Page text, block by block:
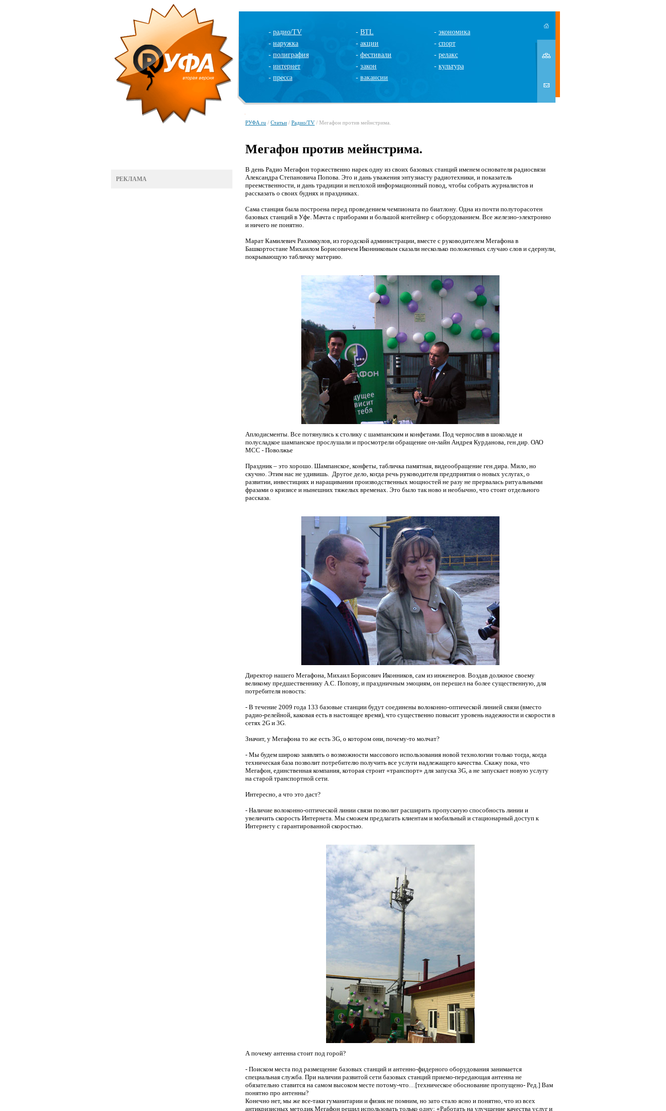
- радио/TV
- наружка
- полиграфия
- интернет
- пресса
- BTL
- акции
- фестивали
- закон
- вакансии
- экономика
- спорт
- релакс
- культура
РЕКЛАМА
РУФА.ru / Статьи / Радио/TV / Мегафон против мейнстрима.
Мегафон против мейнстрима.
В день Радио Мегафон торжественно нарек одну из своих базовых станций именем основателя радиосвязи
Александра Степановича Попова. Это и дань уважения энтузиасту радиотехники, и показатель
преемственности, и дань традиции и неплохой информационный повод, чтобы собрать журналистов и
рассказать о своих буднях и праздниках.
Сама станция была построена перед проведением чемпионата по биатлону. Одна из почти полуторасотен
базовых станций в Уфе. Мачта с приборами и большой контейнер с оборудованием. Все железно-электронно
и ничего не понятно.
Марат Камилевич Рахимкулов, из городской администрации, вместе с руководителем Мегафона в
Башкортостане Михаилом Борисовичем Иконниковым сказали несколько положенных случаю слов и сдернули,
покрывающую табличку материю.
Аплодисменты. Все потянулись к столику с шампанским и конфетами. Под чернослив в шоколаде и
полусладкое шампанское прослушали и просмотрели обращение он-лайн Андрея Курданова, ген.дир. ОАО
МСС - Поволжье
Праздник – это хорошо. Шампанское, конфеты, табличка памятная, видеообращение ген.дира. Мило, но
скучно. Этим нас не удивишь. Другое дело, когда речь руководителя предприятия о новых услугах, о
развитии, инвестициях и наращивании производственных мощностей не разу не прервалась ритуальными
фразами о кризисе и нынешних тяжелых временах. Это было так ново и необычно, что стоит отдельного
рассказа.
Директор нашего Мегафона, Михаил Борисович Иконников, сам из инженеров. Воздав должное своему
великому предшественнику А.С. Попову, и праздничным эмоциям, он перешел на более существенную, для
потребителя новость:
- В течение 2009 года 133 базовые станции будут соединены волоконно-оптической линией связи (вместо
радио-релейной, каковая есть в настоящее время), что существенно повысит уровень надежности и скорости в
сетях 2G и 3G
Значит, у Мегафона то же есть 3G , о котором они, почему-то молчат?
- Мы будем широко заявлять о возможности массового использования новой технологии только тогда, когда
техническая база позволит потребителю получить все услуги надлежащего качества. Скажу пока, что
Мегафон, единственная компания, которая строит «транспорт» для запуска 3G , а не запускает новую услугу
на старой транспортной сети.
Интересно, а что это даст?
- Наличие волоконно-оптической линии связи позволит расширить пропускную способность линии и
увеличить скорость Интернета. Мы сможем предлагать клиентам и мобильный и стационарный доступ к
Интернету с гарантированной скоростью.
А почему антенна стоит под горой?
- Поиском места под размещение базовых станций и антенно-фидерного оборудования занимается
специальная служба. При наличии развитой сети базовых станций приемо-передающая антенна не
обязательно ставится на самом высоком месте потому-что…[техническое обоснование пропущено- Ред.] Вам
понятно про антенны?
Конечно нет, мы же все-таки гуманитарии и физик не помним, но зато стало ясно и понятно, что из всех
антикризисных методик Мегафон решил использовать только одну: «Работать на улучшение качества услуг и